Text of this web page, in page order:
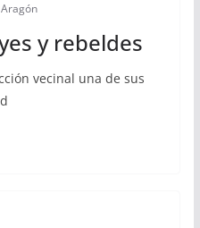
y rebeldes
vecinal una de sus